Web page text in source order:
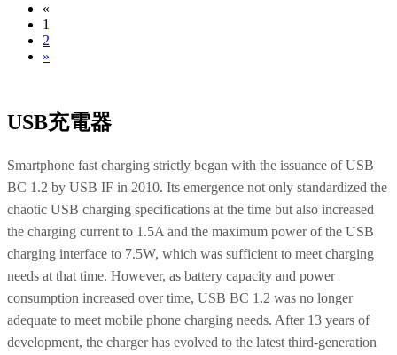
«
1
2
»
USB充電器
Smartphone fast charging strictly began with the issuance of USB
BC 1.2 by USB IF in 2010. Its emergence not only standardized the
chaotic USB charging specifications at the time but also increased
the charging current to 1.5A and the maximum power of the USB
charging interface to 7.5W, which was sufficient to meet charging
needs at that time. However, as battery capacity and power
consumption increased over time, USB BC 1.2 was no longer
adequate to meet mobile phone charging needs. After 13 years of
development, the charger has evolved to the latest third-generation